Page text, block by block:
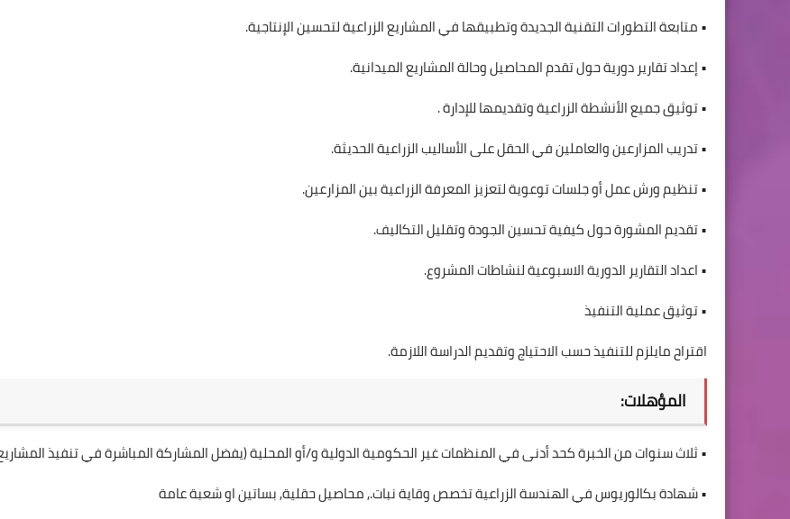
• متابعة التطورات التقنية الجديدة وتطبيقها في المشاريع الزراعية لتحسين الإنتاجية.
• إعداد تقارير دورية حول تقدم المحاصيل وحالة المشاريع الميدانية.
• توثيق جميع الأنشطة الزراعية وتقديمها للإدارة .
• تدريب المزارعين والعاملين في الحقل على الأساليب الزراعية الحديثة.
• تنظيم ورش عمل أو جلسات توعوية لتعزيز المعرفة الزراعية بين المزارعين.
• تقديم المشورة حول كيفية تحسين الجودة وتقليل التكاليف.
• اعداد التقارير الدورية الاسبوعية لنشاطات المشروع.
• توثيق عملية التنفيذ
اقتراح مايلزم للتنفيذ حسب الاحتياج وتقديم الدراسة اللازمة.
المؤهلات:
• ثلاث سنوات من الخبرة كحد أدنى في المنظمات غير الحكومية الدولية و/أو المحلية (يفضل المشاركة المباشرة في تنفيذ
• شهادة بكالوريوس في الهندسة الزراعية تخصص وقاية نبات., محاصيل حقلية, بساتين او شعبة عامة